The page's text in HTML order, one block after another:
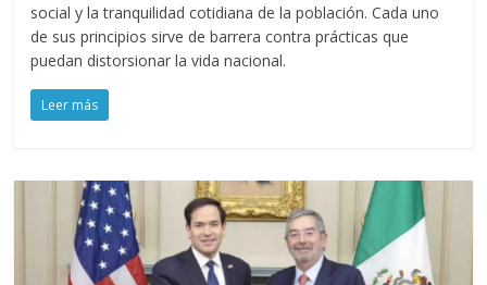
social y la tranquilidad cotidiana de la población. Cada uno
de sus principios sirve de barrera contra prácticas que
puedan distorsionar la vida nacional.
Leer más